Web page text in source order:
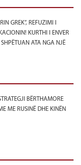
GREK”, REFUZIMI I
KURTHI I ENVER
ATA NGA NJË
BËRTHAMORE
ME RUSINË DHE KINËN